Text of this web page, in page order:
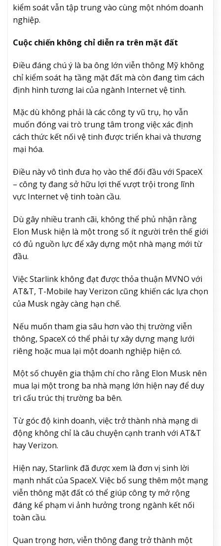
kiểm soát vẫn tập trung vào cùng một nhóm doanh
nghiệp.
Cuộc chiến không chỉ diễn ra trên mặt đất
Điều đáng chú ý là ba ông lớn viễn thông Mỹ không
chỉ kiểm soát hạ tầng mặt đất mà còn đang tìm cách
định hình tương lai của ngành Internet vệ tinh.
Mặc dù không phải là các công ty vũ trụ, họ vẫn
muốn đóng vai trò trung tâm trong việc xác định
cách thức kết nối vệ tinh được triển khai và thương
mại hóa.
Điều này vô tình đưa họ vào thế đối đầu với SpaceX
– công ty đang sở hữu lợi thế vượt trội trong lĩnh
vực Internet vệ tinh toàn cầu.
Dù gây nhiều tranh cãi, không thể phủ nhận rằng
Elon Musk hiện là một trong số ít người trên thế giới
có đủ nguồn lực để xây dựng một nhà mạng mới từ
đầu.
Việc Starlink không đạt được thỏa thuận MVNO với
AT&T, T-Mobile hay Verizon cũng khiến các lựa chọn
của Musk ngày càng hạn chế.
Nếu muốn tham gia sâu hơn vào thị trường viễn
thông, SpaceX có thể phải tự xây dựng mạng lưới
riêng hoặc mua lại một doanh nghiệp hiện có.
Một số chuyên gia thậm chí cho rằng Elon Musk nên
mua lại một trong ba nhà mạng lớn hiện nay để duy
trì cấu trúc thị trường ba bên.
Từ góc độ kinh doanh, việc trở thành nhà mạng di
động không chỉ là câu chuyện cạnh tranh với AT&T
hay Verizon.
Hiện nay, Starlink đã được xem là đơn vị sinh lời
mạnh nhất của SpaceX. Việc bổ sung thêm một mạng
viễn thông mặt đất có thể giúp công ty mở rộng
đáng kể phạm vi ảnh hưởng trong ngành kết nối
toàn cầu.
Quan trọng hơn, viễn thông đang trở thành một